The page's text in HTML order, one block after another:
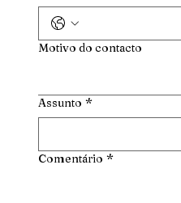
Motivo do contacto
Assunto *
Comentário *